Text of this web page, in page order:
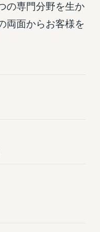
の専門分野を生か
両面からお客様を